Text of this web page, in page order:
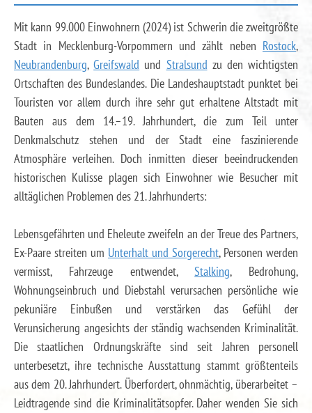
Mit kann 99.000 Einwohnern (2024) ist Schwerin die zweitgrößte
Stadt in Mecklenburg-Vorpommern und zählt neben Rostock,
Neubrandenburg,Greifswald und Stralsund zu den wichtigsten
Ortschaften des Bundeslandes. Die Landeshauptstadt punktet bei
Touristen vor allem durch ihre sehr gut erhaltene Altstadt mit
Bauten aus dem 14.–19. Jahrhundert, die zum Teil unter
Denkmalschutz stehen und der Stadt eine faszinierende
Atmosphäre verleihen. Doch inmitten dieser beeindruckenden
historischen Kulisse plagen sich Einwohner wie Besucher mit
alltäglichen Problemen des 21. Jahrhunderts:
Lebensgefährten und Eheleute zweifeln an der Treue des Partners,
Ex-Paare streiten um Unterhalt und Sorgerecht, Personen werden
vermisst, Fahrzeuge entwendet,Stalking, Bedrohung,
Wohnungseinbruch und Diebstahl verursachen persönliche wie
pekuniäre Einbußen und verstärken das Gefühl der
Verunsicherung angesichts der ständig wachsenden Kriminalität.
Die staatlichen Ordnungskräfte sind seit Jahren personell
unterbesetzt, ihre technische Ausstattung stammt größtenteils
aus dem 20. Jahrhundert. Überfordert, ohnmächtig, überarbeitet –
Leidtragende sind die Kriminalitätsopfer. Daher wenden Sie sich